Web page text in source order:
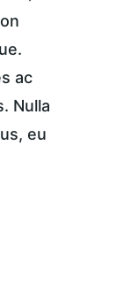
ac
Nulla
eu